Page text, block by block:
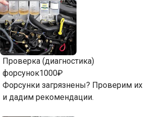
Проверка (диагностика)
форсунок1000₽
Форсунки загрязнены? Проверим их
и дадим рекомендации.